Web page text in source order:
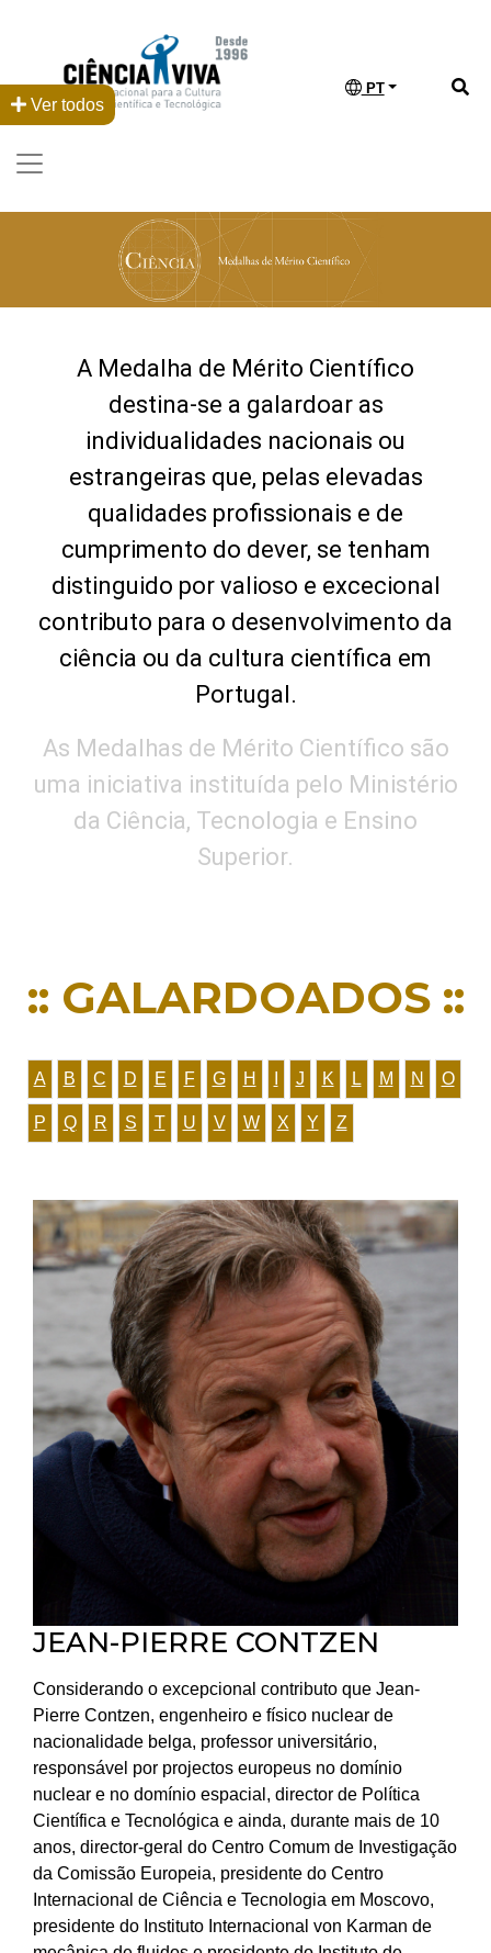
PT
A Medalha de Mérito Científico
destina-se a galardoar as
individualidades nacionais ou
estrangeiras que, pelas elevadas
qualidades profissionais e de
cumprimento do dever, se tenham
distinguido por valioso e excecional
contributo para o desenvolvimento da
ciência ou da cultura científica em
Portugal.
As Medalhas de Mérito Científico são
uma iniciativa instituída pelo Ministério
da Ciência, Tecnologia e Ensino
Superior.
Ver todos
:: GALARDOADOS ::
A B C D E F G H J K L M N O
P Q R S T U V W X Y Z
JEAN-PIERRE CONTZEN
Considerando o excepcional contributo que Jean-
Pierre Contzen, engenheiro e físico nuclear de
nacionalidade belga, professor universitário,
responsável por projectos europeus no domínio
nuclear e no domínio espacial, director de Política
Científica e Tecnológica e ainda, durante mais de 10
anos, director-geral do Centro Comum de Investigação
da Comissão Europeia, presidente do Centro
Internacional de Ciência e Tecnologia em Moscovo,
presidente do Instituto Internacional von Karman de